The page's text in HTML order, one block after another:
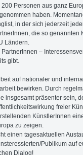
Personen aus ganz
haben.
in der sich jederzeit
die so genannten
Ländern.
–
gibt.
auf nationaler und
bewirken. Durch
insgesamt präsenter sein,
freier
KünstlerInnen
zu zeigen.
einen tagesaktuellen
Publikum auf
Dialog!